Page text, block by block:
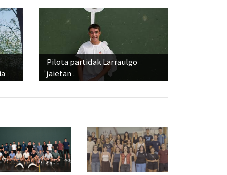
Pilota partidak Larraulgo
jaietan